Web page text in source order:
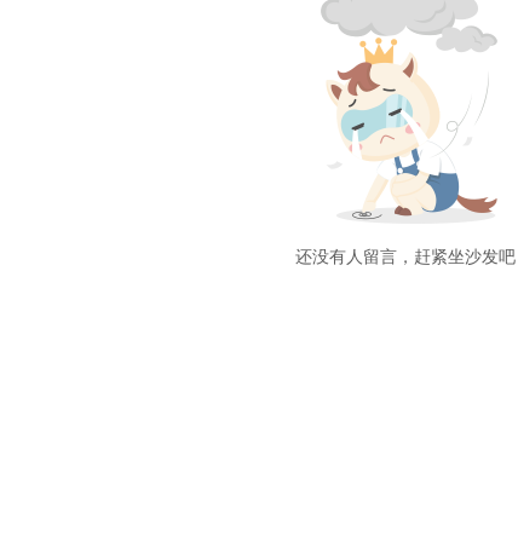
还没有人留言，赶紧坐沙发